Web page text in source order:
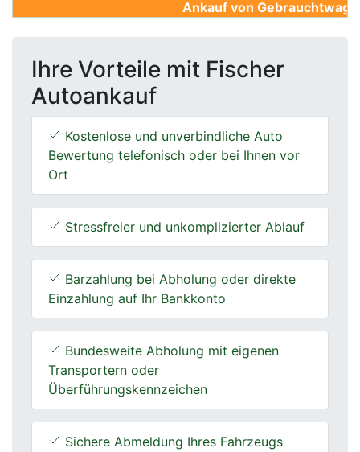
Ankauf von
Ihre Vorteile mit Fischer
Autoankauf
Kostenlose und unverbindliche Auto
Bewertung telefonisch oder bei Ihnen vor
Ort
Stressfreier und unkomplizierter Ablauf
Barzahlung bei Abholung oder direkte
Einzahlung auf Ihr Bankkonto
Bundesweite Abholung mit eigenen
Transportern oder
Überführungskennzeichen
Sichere Abmeldung Ihres Fahrzeugs